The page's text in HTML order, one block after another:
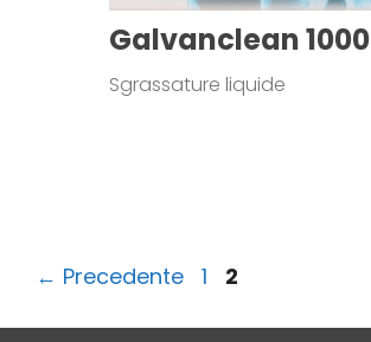
Galvanclean 1000
Sgrassature liquide
← Precedente Pagina
1 Pagina
2